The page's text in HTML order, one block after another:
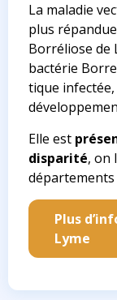
La maladie
plus
Borréliose de
bactérie
tique
Elle est
disparité, on
départements
Plus
Lyme